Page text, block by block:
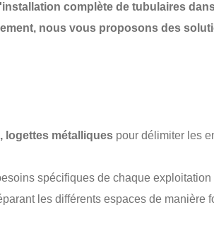
complète de tubulaires
, nous vous proposons des
logettes métalliques pour délimiter les
spécifiques de chaque exploitation
les différents espaces de manière